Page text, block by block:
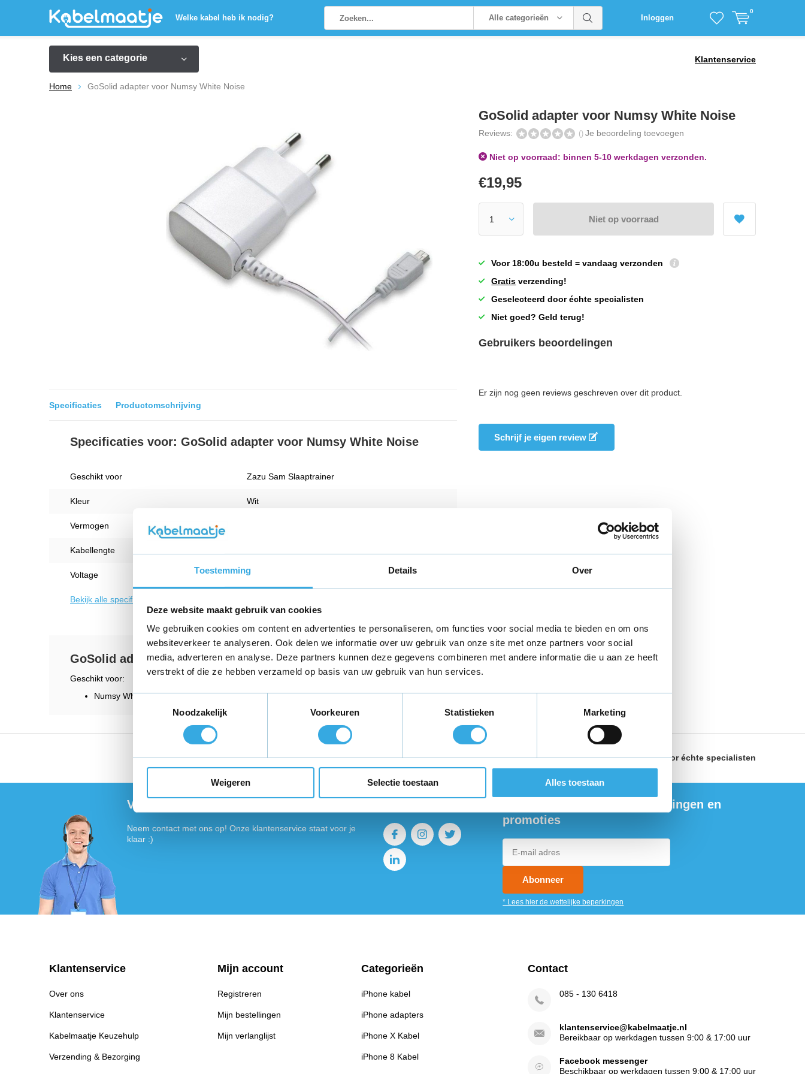
Toestemming Details Over
Deze website maakt gebruik van cookies
We gebruiken cookies om content en advertenties te personaliseren, om functies voor social media te bieden en om ons
websiteverkeer te analyseren. Ook delen we informatie over uw gebruik van onze site met onze partners voor social
media, adverteren en analyse. Deze partners kunnen deze gegevens combineren met andere informatie die u aan ze heeft
verstrekt of die ze hebben verzameld op basis van uw gebruik van hun services.
Noodzakelijk
Voorkeuren Statistieken Marketing
Weigeren Selectie toestaan Alles toestaan
Welke kabel heb ik nodig? Alle categorieën Inloggen
0
Kies een categorie Klantenservice
Home GoSolid adapter voor Numsy White Noise
Specificaties Productomschrijving
Specificaties voor: GoSolid adapter voor Numsy White Noise
Geschikt voor Zazu Sam Slaaptrainer
Kleur Wit
Vermogen
Kabellengte
Voltage 5 V
Bekijk alle specificaties
GoSolid adapter voor Numsy White Noise
Geschikt voor:
Numsy White Noise
GoSolid adapter voor Numsy White Noise
Reviews: () Je beoordeling toevoegen
Niet op voorraad: binnen 5-10 werkdagen verzonden.
€19,95
Niet op voorraad
Voor 18:00u besteld = vandaag verzonden
Gratis verzending!
Geselecteerd door échte specialisten
Niet goed? Geld terug!
Gebruikers beoordelingen
Er zijn nog geen reviews geschreven over dit product.
Schrijf je eigen review
Vandaag voor 18:00 besteld,morgen in huis* Gratis verzendingbinnen Nederland Geselecteerd dooréchte specialisten
Vragen of meer informatie?
Neem contact met ons op! Onze klantenservice staat voor je
klaar :)
Ontvang de nieuwste aanbiedingen en
promoties
Abonneer
* Lees hier de wettelijke beperkingen
Klantenservice
Over ons
Klantenservice
Kabelmaatje Keuzehulp
Verzending & Bezorging
Mijn account
Registreren
Mijn bestellingen
Mijn verlanglijst
Categorieën
iPhone kabel
iPhone adapters
iPhone X Kabel
iPhone 8 Kabel
Contact
085 - 130 6418
klantenservice@kabelmaatje.nl
Bereikbaar op werkdagen tussen 9:00 & 17:00 uur
Facebook messenger
Beschikbaar op werkdagen tussen 9:00 & 17:00 uur